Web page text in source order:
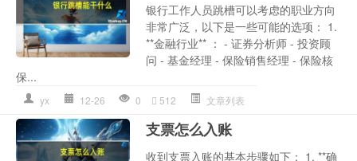
银行工作人员跳槽可以考虑的职业方向
非常广泛，以下是一些可能的选项： 1.
**金融行业** ： - 证券分析师 - 投资顾
问 - 基金经理 - 保险销售经理 - 保险核
保...
yx 12-26 0 512 文章列表
支票怎么入账
收到支票入账的基本步骤如下： 1. **确